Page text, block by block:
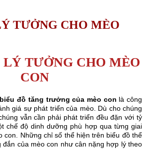
TƯỞNG CHO MÈO
LÝ TƯỞNG CHO MÈO
CON
biểu đồ tăng trưởng của mèo con là công
giá sự phát triển của mèo. Dù cho chúng
vẫn cần phải phát triển đều đặn với tỷ
chế độ dinh dưỡng phù hợp qua từng giai
con. Những chỉ số thể hiện trên biểu đồ thể
đắn của mèo con như cân nặng hợp lý theo